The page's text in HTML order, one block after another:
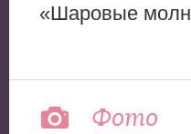
«Шаровые
Фото